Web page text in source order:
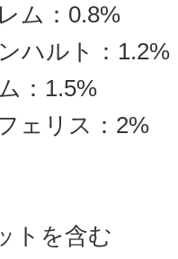
ム：0.8%
ハルト：1.2%
：1.5%
ェリス：2%
トを含む